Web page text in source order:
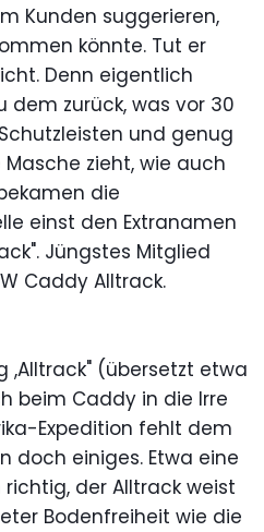
Kunden suggerieren,
könnte. Tut er
Denn eigentlich
dem zurück, was vor 30
und genug
zieht, wie auch
die
einst den Extranamen
Jüngstes Mitglied
Caddy Alltrack.
,Alltrack" (übersetzt etwa
beim Caddy in die Irre
Expedition fehlt dem
doch einiges. Etwa eine
richtig, der Alltrack weist
Bodenfreiheit wie die